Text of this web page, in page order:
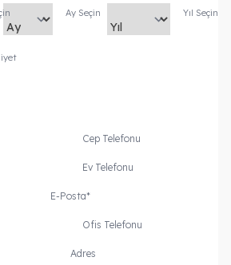
Ay Seçin Yıl Seçin
Cep Telefonu
Ev Telefonu
E-Posta*
Ofis Telefonu
Adres